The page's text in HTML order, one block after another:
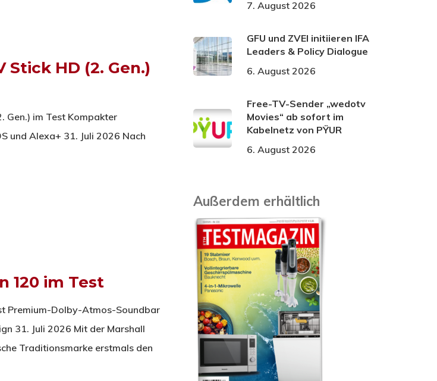
Stick HD (2. Gen.)
Gen.) im Test Kompakter
und Alexa+ 31. Juli 2026 Nach
120 im Test
Premium-Dolby-Atmos-Soundbar
31. Juli 2026 Mit der Marshall
Traditionsmarke erstmals den
7. August 2026
GFU und ZVEI initiieren IFA
Leaders & Policy Dialogue
6. August 2026
Free-TV-Sender „wedotv
Movies“ ab sofort im
Kabelnetz von PŸUR
6. August 2026
Außerdem erhältlich